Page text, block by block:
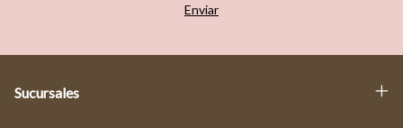
Sucursales